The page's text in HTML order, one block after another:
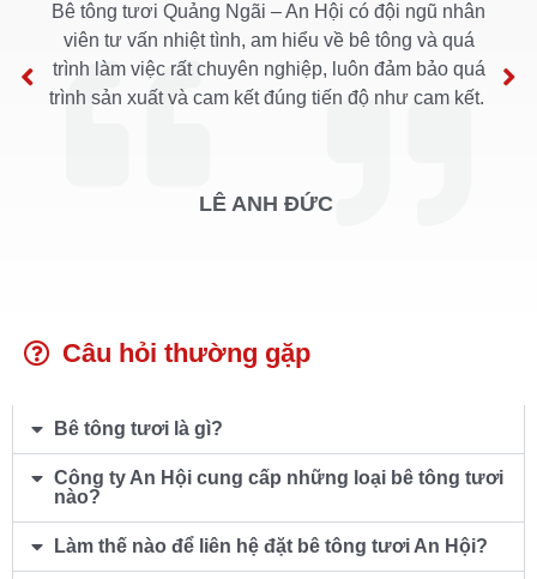
Bê tông tươi Quảng Ngãi – An Hội có đội ngũ nhân
viên tư vấn nhiệt tình, am hiểu về bê tông và quá
trình làm việc rất chuyên nghiệp, luôn đảm bảo quá
trình sản xuất và cam kết đúng tiến độ như cam kết.
LÊ ANH ĐỨC
Câu hỏi thường gặp
Bê tông tươi là gì?
Công ty An Hội cung cấp những loại bê tông tươi
nào?
Làm thế nào để liên hệ đặt bê tông tươi An Hội?